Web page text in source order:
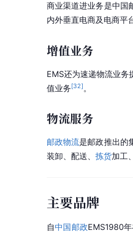
商业渠道进业务是中国
内外垂直电商及电商平
增值业务
EMS还为速递物流业务
值业务[32] 。
物流服务
邮政物流是邮政推出的
装卸、配送、 拣货加工
主要品牌
自中国邮政EMS1980